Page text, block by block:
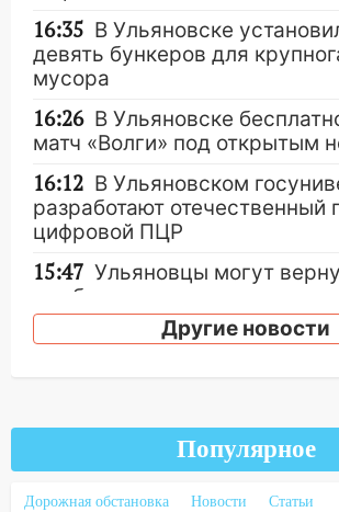
16:35 В Ульяновске
девять бункеров для
мусора
16:26 В Ульяновске
матч «Волги» под открытым
16:12 В Ульяновском
разработают отечественный
цифровой ПЦР
15:47 Ульяновцы могут
за абонементы закрывшегося
клуба «Рекорд-Fitness»
площадки
15:27 Прокуратура
капремонт школы в селе
Другие новости
Популярное
Дорожная обстановка Новости
Статьи